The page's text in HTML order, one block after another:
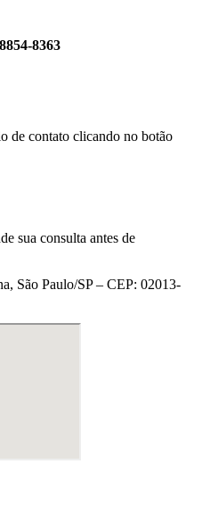
8363
de contato clicando no botão
sua consulta antes de
São Paulo/SP – CEP: 02013-